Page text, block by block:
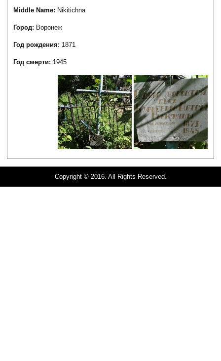
Middle Name: Nikitichna
Город: Воронеж
Год рождения: 1871
Год смерти: 1945
Copyright © 2016. All Rights Reserved.